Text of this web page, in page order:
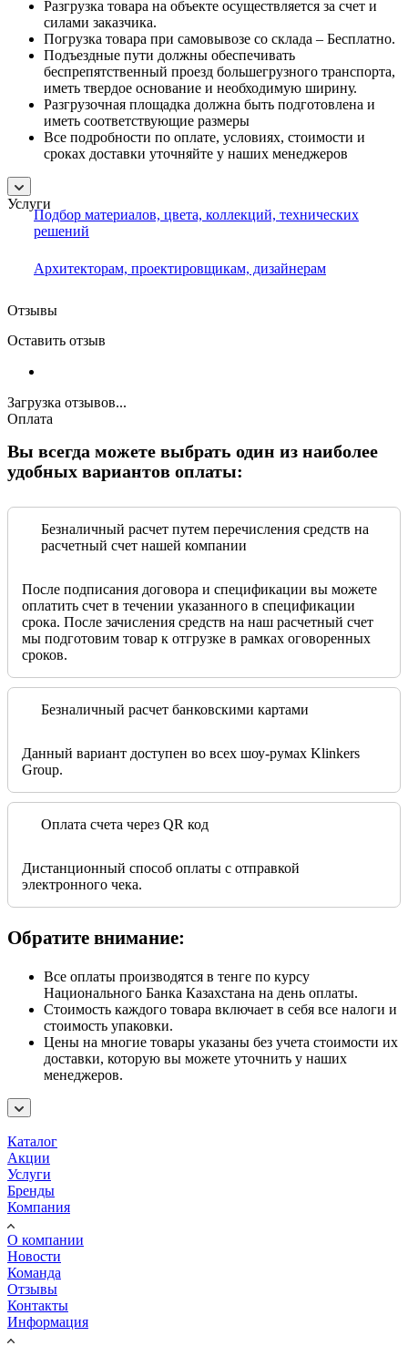
Разгрузка товара на объекте осуществляется за счет и
силами заказчика.
Погрузка товара при самовывозе со склада – Бесплатно.
Подъездные пути должны обеспечивать
беспрепятственный проезд большегрузного транспорта,
иметь твердое основание и необходимую ширину.
Разгрузочная площадка должна быть подготовлена и
иметь соответствующие размеры
Все подробности по оплате, условиях, стоимости и
сроках доставки уточняйте у наших менеджеров
Услуги
Подбор материалов, цвета, коллекций, технических
решений
Архитекторам, проектировщикам, дизайнерам
Отзывы
Оставить отзыв
Загрузка отзывов...
Оплата
Вы всегда можете выбрать один из наиболее
удобных вариантов оплаты:
Безналичный расчет путем перечисления средств на
расчетный счет нашей компании
После подписания договора и спецификации вы можете
оплатить счет в течении указанного в спецификации
срока. После зачисления средств на наш расчетный счет
мы подготовим товар к отгрузке в рамках оговоренных
сроков.
Безналичный расчет банковскими картами
Данный вариант доступен во всех шоу-румах Klinkers
Group.
Оплата счета через QR код
Дистанционный способ оплаты с отправкой
электронного чека.
Обратите внимание:
Все оплаты производятся в тенге по курсу
Национального Банка Казахстана на день оплаты.
Стоимость каждого товара включает в себя все налоги и
стоимость упаковки.
Цены на многие товары указаны без учета стоимости их
доставки, которую вы можете уточнить у наших
менеджеров.
Каталог
Акции
Услуги
Бренды
Компания
О компании
Новости
Команда
Отзывы
Контакты
Информация